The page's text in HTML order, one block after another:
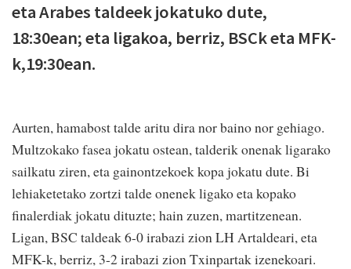
eta Arabes taldeek jokatuko dute,
18:30ean; eta ligakoa, berriz, BSCk eta MFK-
k,19:30ean.
Aurten, hamabost talde aritu dira nor baino nor gehiago.
Multzokako fasea jokatu ostean, talderik onenak ligarako
sailkatu ziren, eta gainontzekoek kopa jokatu dute. Bi
lehiaketetako zortzi talde onenek ligako eta kopako
finalerdiak jokatu dituzte; hain zuzen, martitzenean.
Ligan, BSC taldeak 6-0 irabazi zion LH Artaldeari, eta
MFK-k, berriz, 3-2 irabazi zion Txinpartak izenekoari.